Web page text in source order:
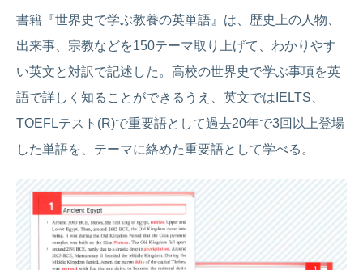
書籍『世界史で学ぶ教養の英単語』は、歴史上の人物、
出来事、宗教などを150テーマ取り上げて、わかりやす
い英文と対訳で記述した。高校の世界史で学ぶ事項を英
語で詳しく知ることができるうえ、英文ではIELTS、
TOEFLテスト(R)で重要語として過去20年で3回以上登場
した単語を、テーマに絡めた重要語として学べる。